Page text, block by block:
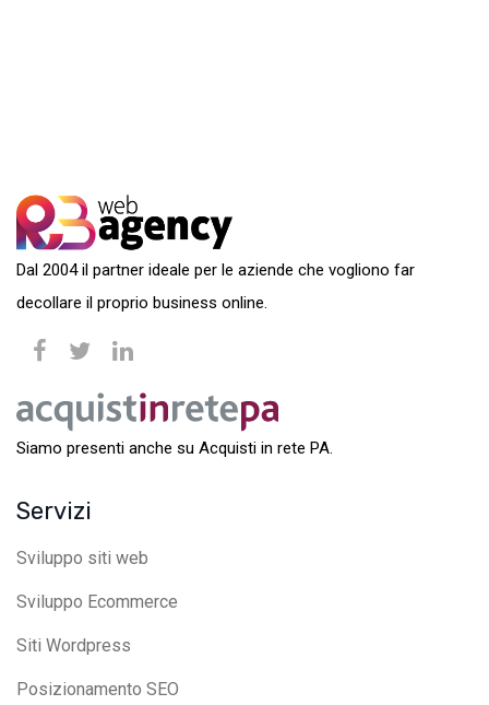
Dal 2004 il partner ideale per le aziende che vogliono far
decollare il proprio business online.
Siamo presenti anche su Acquisti in rete PA.
Servizi
Sviluppo siti web
Sviluppo Ecommerce
Siti Wordpress
Posizionamento SEO